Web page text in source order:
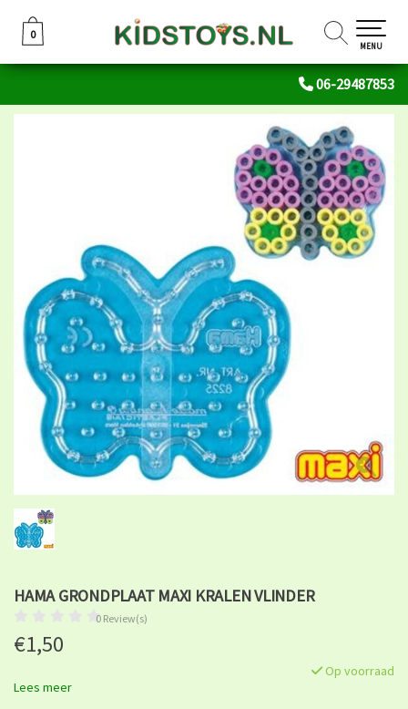
06-29487853
0
0
MENU
HAMA GRONDPLAAT MAXI KRALEN VLINDER
0 Review(s)
€1,50
Op voorraad
Lees meer